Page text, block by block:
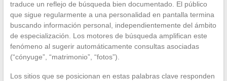
traduce un reflejo de búsqueda bien documentado. El público
que sigue regularmente a una personalidad en pantalla termina
buscando información personal, independientemente del ámbito
de especialización. Los motores de búsqueda amplifican este
fenómeno al sugerir automáticamente consultas asociadas
(“cónyuge”, “matrimonio”, “fotos”).
Los sitios que se posicionan en estas palabras clave responden